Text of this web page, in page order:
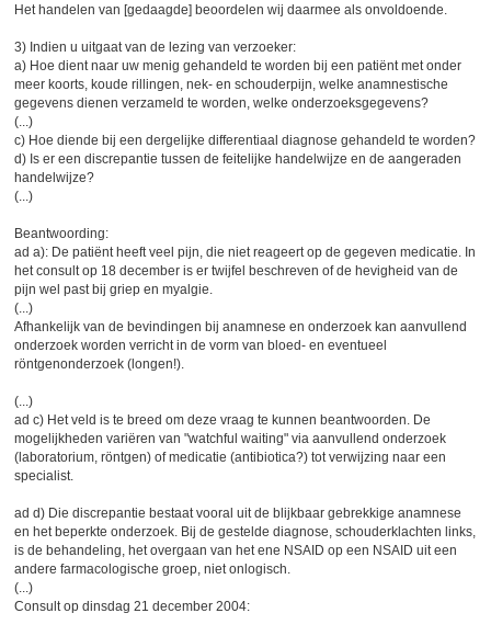
Het handelen van [gedaagde] beoordelen wij daarmee als onvoldoende.
3) Indien u uitgaat van de lezing van verzoeker:
a) Hoe dient naar uw menig gehandeld te worden bij een patiënt met onder
meer koorts, koude rillingen, nek- en schouderpijn, welke anamnestische
gegevens dienen verzameld te worden, welke onderzoeksgegevens?
(...)
c) Hoe diende bij een dergelijke differentiaal diagnose gehandeld te worden?
d) Is er een discrepantie tussen de feitelijke handelwijze en de aangeraden
handelwijze?
(...)
Beantwoording:
ad a): De patiënt heeft veel pijn, die niet reageert op de gegeven medicatie. In
het consult op 18 december is er twijfel beschreven of de hevigheid van de
pijn wel past bij griep en myalgie.
(...)
Afhankelijk van de bevindingen bij anamnese en onderzoek kan aanvullend
onderzoek worden verricht in de vorm van bloed- en eventueel
röntgenonderzoek (longen!).
(...)
ad c) Het veld is te breed om deze vraag te kunnen beantwoorden. De
mogelijkheden variëren van "watchful waiting" via aanvullend onderzoek
(laboratorium, röntgen) of medicatie (antibiotica?) tot verwijzing naar een
specialist.
ad d) Die discrepantie bestaat vooral uit de blijkbaar gebrekkige anamnese
en het beperkte onderzoek. Bij de gestelde diagnose, schouderklachten links,
is de behandeling, het overgaan van het ene NSAID op een NSAID uit een
andere farmacologische groep, niet onlogisch.
(...)
Consult op dinsdag 21 december 2004: